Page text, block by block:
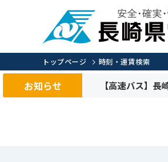
トップページ 時刻・運賃検索
お知らせ 【高速バス】